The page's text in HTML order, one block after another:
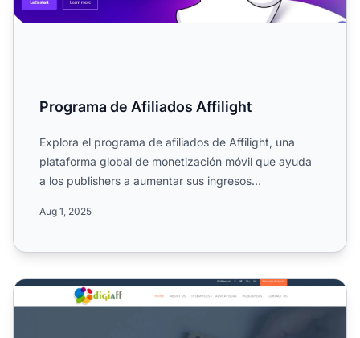
Programa de Afiliados Affilight
Explora el programa de afiliados de Affilight, una
plataforma global de monetización móvil que ayuda
a los publishers a aumentar sus ingresos
Aug 1, 2025
Programa de Afiliados DigiAff